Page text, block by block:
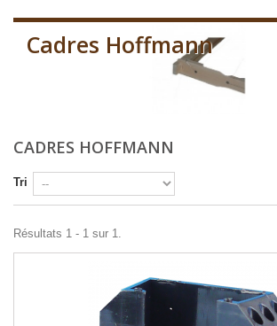
Cadres Hoffmann
CADRES HOFFMANN
Tri
Résultats 1 - 1 sur 1.